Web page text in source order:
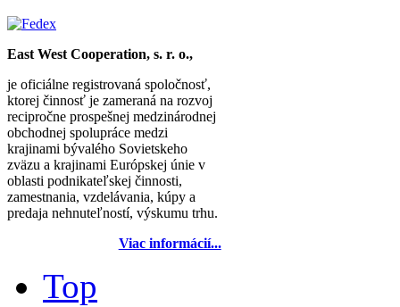
East West Cooperation, s. r. o.,
je oficiálne registrovaná spoločnosť,
ktorej činnosť je zameraná na rozvoj
recipročne prospešnej medzinárodnej
obchodnej spolupráce medzi
krajinami bývalého Sovietskeho
zväzu a krajinami Európskej únie v
oblasti podnikateľskej činnosti,
zamestnania, vzdelávania, kúpy a
predaja nehnuteľností, výskumu trhu.
Viac informácií...
Top